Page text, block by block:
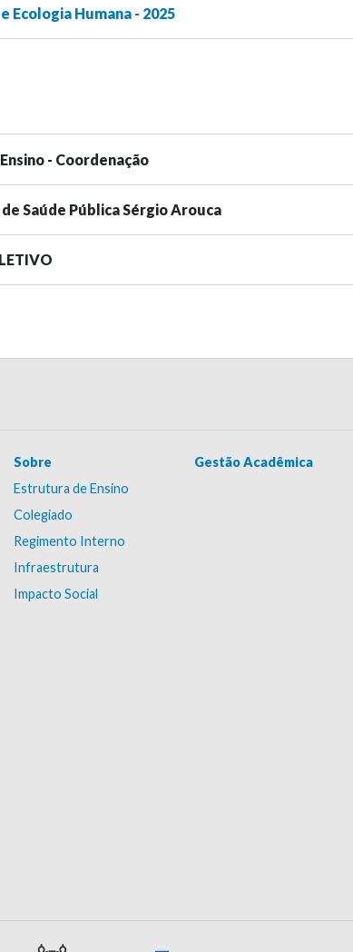
Ecologia Humana - 2025
- Coordenação
de Saúde Pública Sérgio Arouca
Sobre
Estrutura de Ensino
Colegiado
Regimento Interno
Infraestrutura
Impacto Social
Gestão Acadêmica